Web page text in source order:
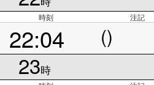
時刻 注記
22:04 ()
23時